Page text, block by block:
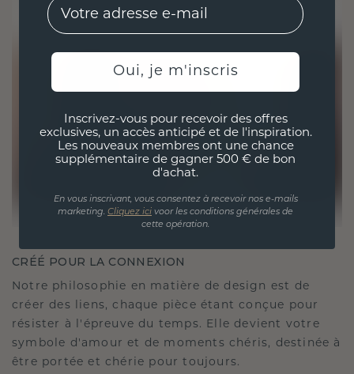
CRÉÉ POUR LA CONNEXION
Notre philosophie en matière de design est de
créer des liens, chaque pièce étant conçue pour
résister à l'épreuve du temps. Elle devient votre
symbole d'amour et de moments chéris, destinée à
être portée et chérie pour toujours.
Oui, je m'inscris
Inscrivez-vous pour recevoir des offres
exclusives, un accès anticipé et de l'inspiration.
Les nouveaux membres ont une chance
supplémentaire de gagner 500 € de bon
d'achat.
En vous inscrivant, vous consentez à recevoir nos e-mails
marketing. Cliquez ici voor les conditions générales de
cette opération.